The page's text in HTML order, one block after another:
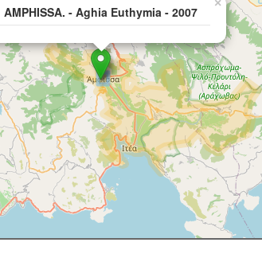
AMPHISSA. - Aghia Euthymia - 2007
×